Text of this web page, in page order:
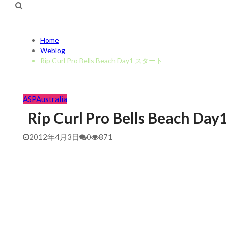
Home
Weblog
Rip Curl Pro Bells Beach Day1 スタート
ASPAustralia
Rip Curl Pro Bells Beach
2012年4月3日 0 871